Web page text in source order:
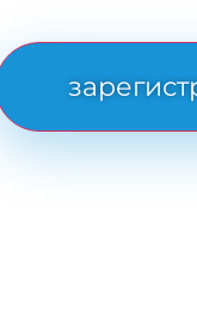
No val